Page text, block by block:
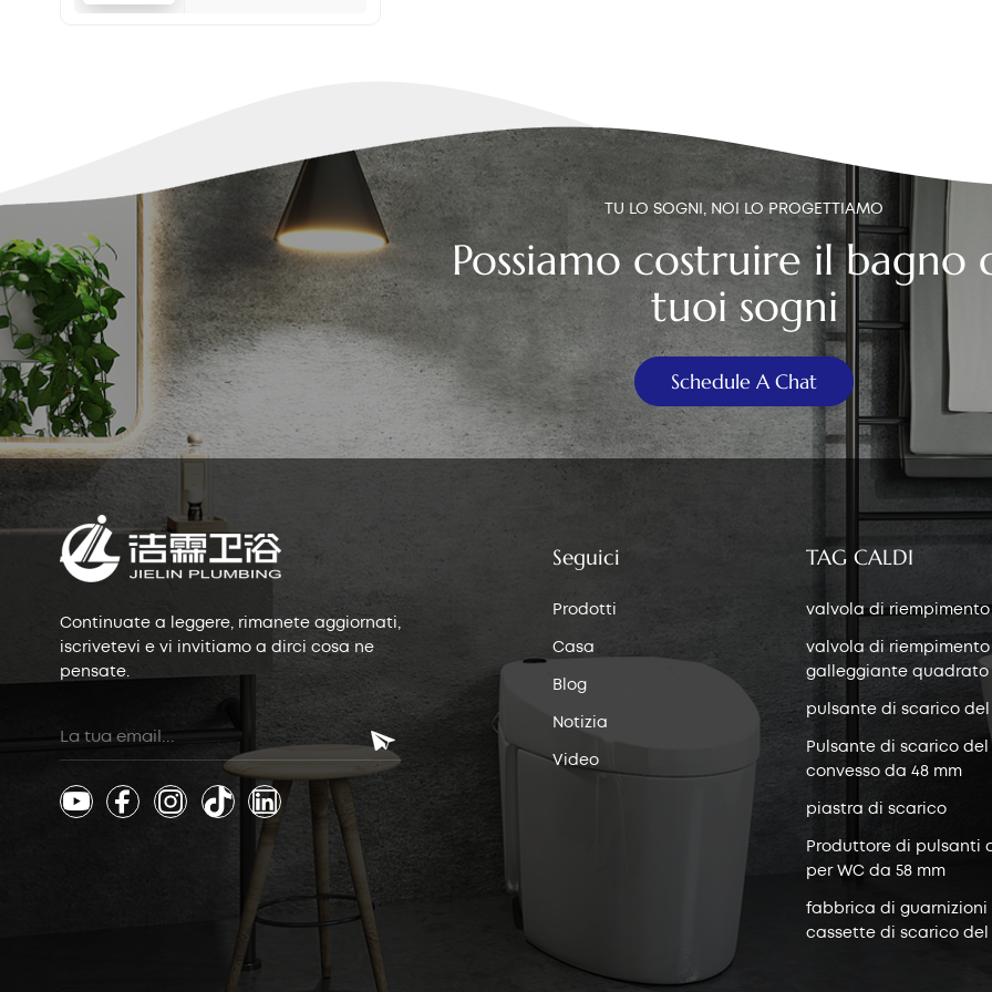
TU LO SOGNI, NOI LO PROGETTIAMO
Possiamo costruire il bagno
tuoi sogni
Schedule A Chat
Continuate a leggere, rimanete aggiornati,
iscrivetevi e vi invitiamo a dirci cosa ne
pensate.
Seguici
Prodotti
Casa
Blog
Notizia
Video
TAG CALDI
valvola di
valvola di
galleggiante quadrato
pulsante di scarico
Pulsante di scarico
convesso da 48 mm
piastra di scarico
Produttore di pulsanti
per WC da 58 mm
fabbrica di guarnizioni
cassette di scarico del